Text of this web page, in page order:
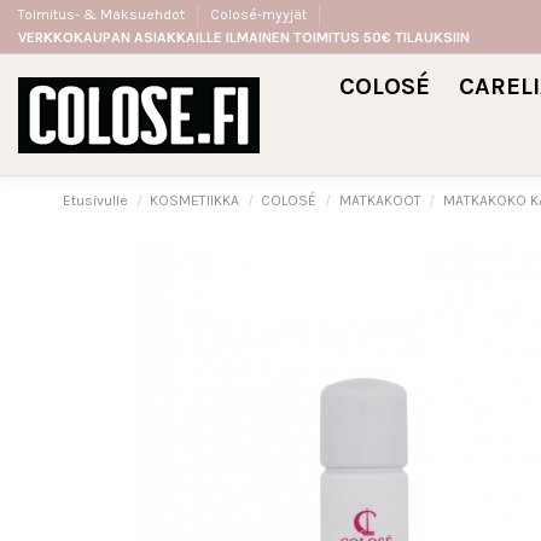
Toimitus- & Maksuehdot
Colosé-myyjät
VERKKOKAUPAN ASIAKKAILLE ILMAINEN TOIMITUS 50€ TILAUKSIIN
COLOSÉ
Etusivulle KOSMETIIKKA COLOSÉ MATKAKOOT MATKAKOKO